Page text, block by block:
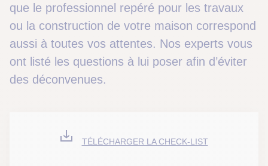
que le professionnel repéré pour les travaux
ou la construction de votre maison correspond
aussi à toutes vos attentes. Nos experts vous
ont listé les questions à lui poser afin d’éviter
des déconvenues.
TÉLÉCHARGER LA CHECK-LIST